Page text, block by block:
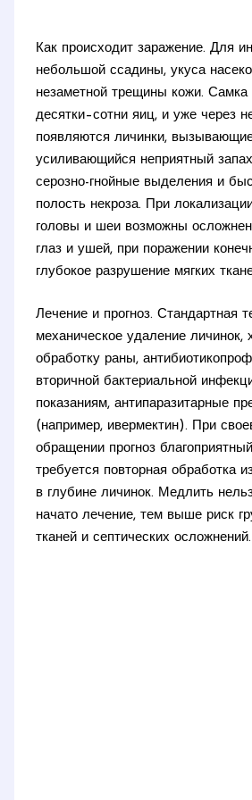
Как происходит заражение. Для
небольшой ссадины, укуса
незаметной трещины кожи. Самка
десятки–сотни яиц, и уже через
появляются личинки,
усиливающийся неприятный
серозно-гнойные выделения и
полость некроза. При
головы и шеи возможны
глаз и ушей, при поражении
глубокое разрушение мягких
Лечение и прогноз. Стандартная
механическое удаление личинок,
обработку раны,
вторичной бактериальной
показаниям, антипаразитарные
(например, ивермектин). При
обращении прогноз
требуется повторная обработка
в глубине личинок. Медлить
начато лечение, тем выше риск
тканей и септических осложнений.